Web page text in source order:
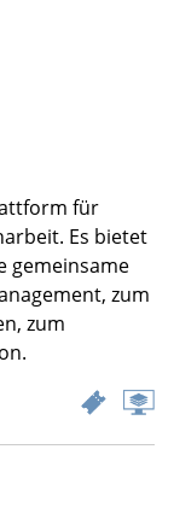
für
Es bietet
gemeinsame
zum
zum